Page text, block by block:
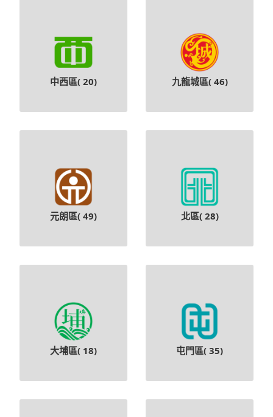
中西區( 20) 九龍城區( 46)
元朗區( 49) 北區( 28)
大埔區( 18) 屯門區( 35)